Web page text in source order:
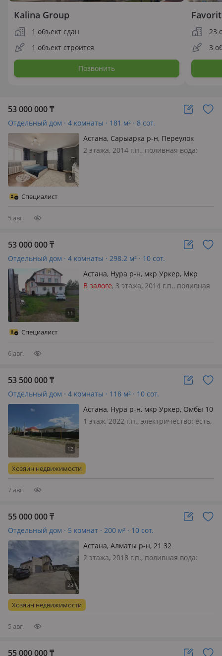
Kalina Group
1 объект сдан
1 объект строится
Позвонить
23
3
53 000 000₸
Отдельный дом · 4 комнаты · 181 м² · 8 сот.
Астана, Сарыарка р-н, Переулок
Жалаулы 2
2 этажа, 2014 г.п., поливная вода:
Специалист
5 авг.
53 000 000₸
Отдельный дом · 4 комнаты · 298.2 м² · 10 сот.
Астана, Нура р-н, мкр Уркер, Мкр
Уркер, Есет батыра 16
В залоге, 3 этажа, 2014 г.п., поливная
Специалист
6 авг.
53 500 000₸
Отдельный дом · 4 комнаты · 118 м² · 10 сот.
Астана, Нура р-н, мкр Уркер, Омбы 10
— Средняя школа 33
1 этаж, 2022 г.п., электричество: есть,
дом в самом центре Уркера. В
шаговой доступности находятс…
Хозяин недвижимости
7 авг.
55 000 000₸
Отдельный дом · 5 комнат · 200 м² · 10 сот.
Астана, Алматы р-н, 21 32
2 этажа, 2018 г.п., поливная вода:
телефон недоступно, пишите, дом
полностью мебелированный и вс…
Хозяин недвижимости
5 авг.
55 000 000₸